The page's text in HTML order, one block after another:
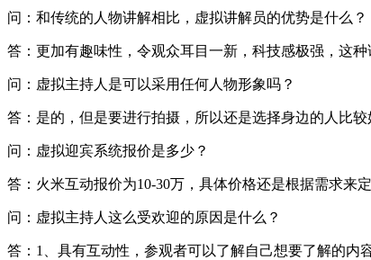
问：和传统的人物讲解相比，虚拟讲解员的优势是什么？
答：更加有趣味性，令观众耳目一新，科技感极强，这种
问：虚拟主持人是可以采用任何人物形象吗？
答：是的，但是要进行拍摄，所以还是选择身边的人比较
问：虚拟迎宾系统报价是多少？
答：火米互动报价为10-30万，具体价格还是根据需求来定
问：虚拟主持人这么受欢迎的原因是什么？
答：1、具有互动性，参观者可以了解自己想要了解的内